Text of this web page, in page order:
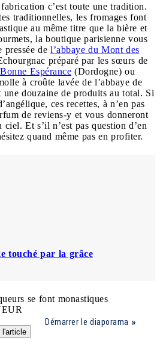
c’est toute une tradition.
traditionnelles, les fromages font
au même titre que la bière et
la boutique parisienne vous
pressée de l’abbaye du Mont des
préparé par les sœurs de
Espérance (Dordogne) ou
à croûte lavée de l’abbaye de
douzaine de produits au total. Si
ces recettes, à n’en pas
de reviens-y et vous donneront
Et s’il n’est pas question d’en
quand même pas en profiter.
touché par la grâce
se font monastiques
Démarrer le diaporama
l'article